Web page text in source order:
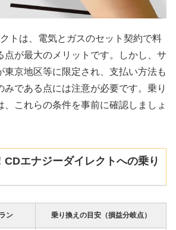
トは、電気とガスのセット契約で料
点が最大のメリットです。しかし、サ
東京地区等に限定され、支払い方法も
みである点には注意が必要です。乗り
、これらの条件を事前に確認しましょ
CDエナジーダイレクトへの乗り
ン 乗り換えの目安（損益分岐点）